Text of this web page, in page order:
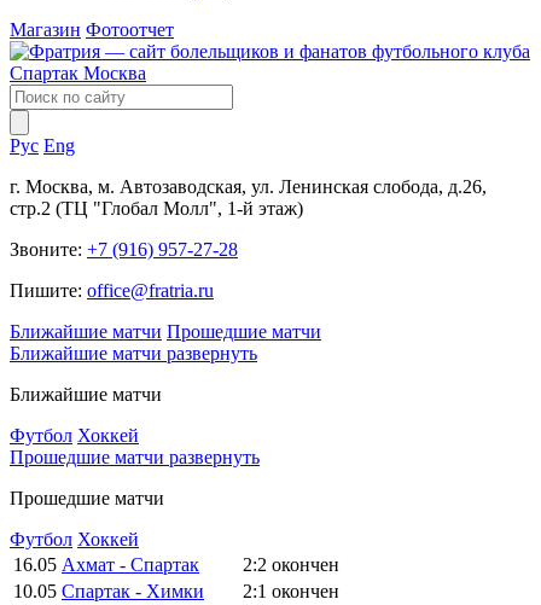
Магазин Фотоотчет
Рус Eng
г. Москва, м. Автозаводская, ул. Ленинская слобода, д.26,
стр.2 (ТЦ "Глобал Молл", 1-й этаж)
Звоните: +7 (916) 957-27-28
Пишите: office@fratria.ru
Ближайшие матчи Прошедшие матчи
Ближайшие матчи развернуть
Ближайшие матчи
Футбол Хоккей
Прошедшие матчи развернуть
Прошедшие матчи
Футбол Хоккей
16.05 Ахмат - Спартак 2:2 окончен
10.05 Спартак - Химки 2:1 окончен